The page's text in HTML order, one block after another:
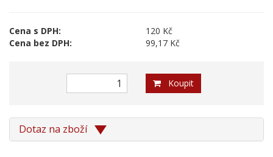
Cena s DPH:
120 Kč
Cena bez DPH:
99,17 Kč
Koupit
Dotaz na zboží